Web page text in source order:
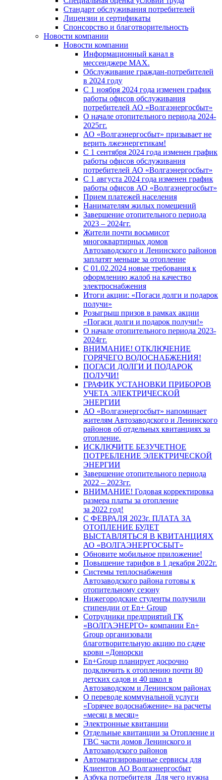
Стандарт обслуживания потребителей
Лицензии и сертификаты
Спонсорство и благотворительность
Новости компании
Новости компании
Информационный канал в
мессенджере MAX.
Обслуживание граждан-потребителей
в 2024 году
С 1 ноября 2024 года изменен график
работы офисов обслуживания
потребителей АО «Волгаэнергосбыт»
О начале отопительного периода 2024-
2025гг.
АО «Волгаэнергосбыт» призывает не
верить лжеэнергетикам!
С 1 сентября 2024 года изменен график
работы офисов обслуживания
потребителей АО «Волгаэнергосбыт»
С 1 августа 2024 года изменен график
работы офисов АО «Волгаэнергосбыт»
Прием платежей населения
Нанимателям жилых помещений
Завершение отопительного периода
2023 – 2024гг.
Жители почти восьмисот
многоквартирных домов
Автозаводского и Ленинского районов
заплатят меньше за отопление
С 01.02.2024 новые требования к
оформлению жалоб на качество
электроснабжения
Итоги акции: «Погаси долги и подарок
получи»
Розыгрыш призов в рамках акции
«Погаси долги и подарок получи!»
О начале отопительного периода 2023-
2024гг.
ВНИМАНИЕ! ОТКЛЮЧЕНИЕ
ГОРЯЧЕГО ВОДОСНАБЖЕНИЯ!
ПОГАСИ ДОЛГИ И ПОДАРОК
ПОЛУЧИ!
ГРАФИК УСТАНОВКИ ПРИБОРОВ
УЧЕТА ЭЛЕКТРИЧЕСКОЙ
ЭНЕРГИИ
АО «Волгаэнергосбыт» напоминает
жителям Автозаводского и Ленинского
районов об отдельных квитанциях за
отопление.
ИСКЛЮЧИТЕ БЕЗУЧЕТНОЕ
ПОТРЕБЛЕНИЕ ЭЛЕКТРИЧЕСКОЙ
ЭНЕРГИИ
Завершение отопительного периода
2022 – 2023гг.
ВНИМАНИЕ! Годовая корректировка
размера платы за отопление
за 2022 год!
С ФЕВРАЛЯ 2023г. ПЛАТА ЗА
ОТОПЛЕНИЕ БУДЕТ
ВЫСТАВЛЯТЬСЯ В КВИТАНЦИЯХ
АО «ВОЛГАЭНЕРГОСБЫТ»
Обновите мобильное приложение!
Повышение тарифов в 1 декабря 2022г.
Системы теплоснабжения
Автозаводского района готовы к
отопительному сезону
Нижегородские студенты получили
стипендии от En+ Group
Сотрудники предприятий ГК
«ВОЛГАЭНЕРГО» компании En+
Group организовали
благотворительную акцию по сдаче
крови «Донорски
En+Group планирует досрочно
подключить к отоплению почти 80
детских садов и 40 школ в
Автозаводском и Ленинском районах
О переводе коммунальной услуги
«Горячее водоснабжение» на расчеты
«месяц в месяц»
Электронные квитанции
Отдельные квитанции за Отопление и
ГВС части домов Ленинского и
Автозаводского районов
Автоматизированные сервисы для
Клиентов АО Волгаэнергосбыт
Азбука потребителя_Для чего нужна